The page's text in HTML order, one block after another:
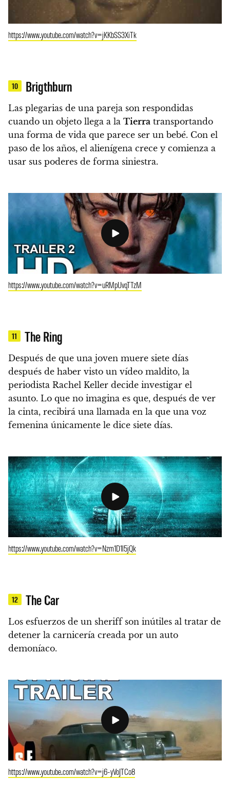
https://www.youtube.com/watch?v=jKKbSS3XiTk
10 Brigthburn
Las plegarias de una pareja son respondidas
cuando un objeto llega a la Tierra transportando
una forma de vida que parece ser un bebé. Con el
paso de los años, el alienígena crece y comienza a
usar sus poderes de forma siniestra.
https://www.youtube.com/watch?v=uRMpUvqTTzM
11 The Ring
Después de que una joven muere siete días
después de haber visto un vídeo maldito, la
periodista Rachel Keller decide investigar el
asunto. Lo que no imagina es que, después de ver
la cinta, recibirá una llamada en la que una voz
femenina únicamente le dice siete días.
https://www.youtube.com/watch?v=Nzm1D1l5jQk
12 The Car
Los esfuerzos de un sheriff son inútiles al tratar de
detener la carnicería creada por un auto
demoníaco.
https://www.youtube.com/watch?v=j6-yVoJTCo8